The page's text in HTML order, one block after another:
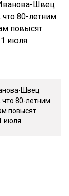
Швец
80-летним
повысят
июля